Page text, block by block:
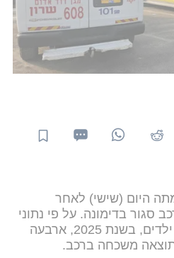
חודשים מתה היום (שישי) לאחר
בדימונה. על פי נתוני
ארגון ״בטרם״ לבטיחות ילדים, בשנת 2025, ארבעה
משכחה ברכב.